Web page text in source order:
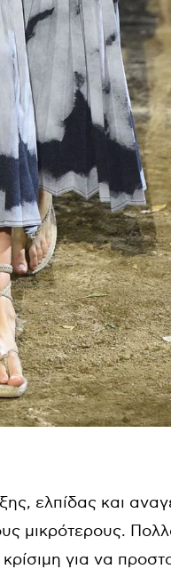
ελπίδας και
μικρότερους.
για να